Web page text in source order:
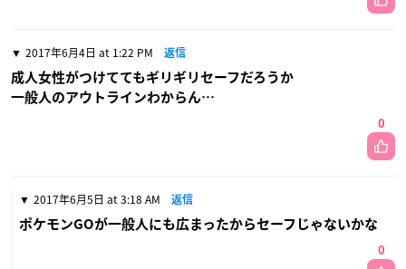
2017年6月4日 at 1:22 PM 返信
成人女性がつけててもギリギリセーフだろうか
一般人のアウトラインわからん…
0
2017年6月5日 at 3:18 AM 返信
ポケモンGOが一般人にも広まったからセーフじゃないかな
0